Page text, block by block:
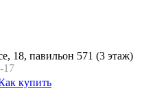
18, павильон 571 (3 этаж)
17
купить